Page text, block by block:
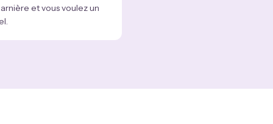
et vous voulez un